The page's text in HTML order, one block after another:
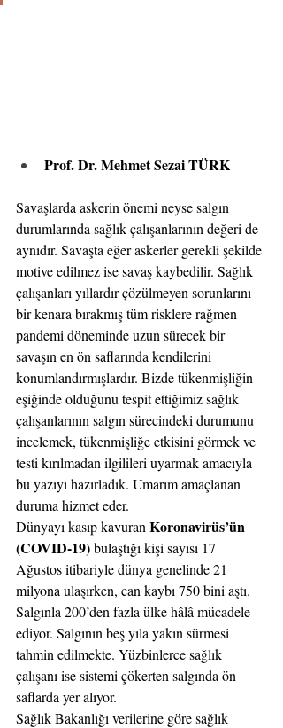
Prof. Dr. Mehmet Sezai TÜRK
Savaşlarda askerin önemi neyse salgın
durumlarında sağlık çalışanlarının değeri de
aynıdır. Savaşta eğer askerler gerekli şekilde
motive edilmez ise savaş kaybedilir. Sağlık
çalışanları yıllardır çözülmeyen sorunlarını
bir kenara bırakmış tüm risklere rağmen
pandemi döneminde uzun sürecek bir
savaşın en ön saflarında kendilerini
konumlandırmışlardır. Bizde tükenmişliğin
eşiğinde olduğunu tespit ettiğimiz sağlık
çalışanlarının salgın sürecindeki durumunu
incelemek, tükenmişliğe etkisini görmek ve
testi kırılmadan ilgilileri uyarmak amacıyla
bu yazıyı hazırladık. Umarım amaçlanan
duruma hizmet eder.
Dünyayı kasıp kavuran Koronavirüs’ün
(COVID-19) bulaştığı kişi sayısı 17
Ağustos itibariyle dünya genelinde 21
milyona ulaşırken, can kaybı 750 bini aştı.
Salgınla 200’den fazla ülke hâlâ mücadele
ediyor. Salgının beş yıla yakın sürmesi
tahmin edilmekte. Yüzbinlerce sağlık
çalışanı ise sistemi çökerten salgında ön
saflarda yer alıyor.
Sağlık Bakanlığı verilerine göre sağlık